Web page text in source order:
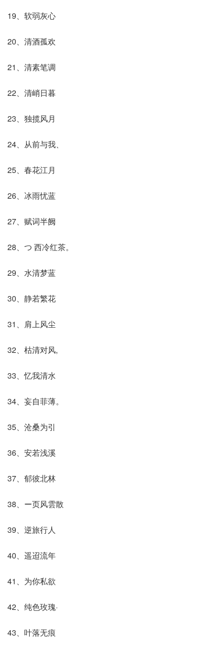
19、软弱灰心
20、清酒孤欢
21、清素笔调
22、清峭日暮
23、独揽风月
24、从前与我、
25、春花江月
26、冰雨忧蓝
27、赋词半阙
28、つ 西冷红茶。
29、水清梦蓝
30、静若繁花
31、肩上风尘
32、枯清对风,
33、忆我清水
34、妄自菲薄。
35、沧桑为引
36、安若浅溪
37、郁彼北林
38、ー页风雲散
39、逆旅行人
40、遥迢流年
41、为你私欲
42、纯色玫瑰·
43、叶落无痕